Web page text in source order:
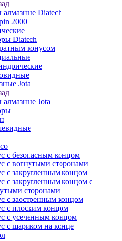
алмазные Diatech
2000
Diatech
конусом
Jota
алмазные Jota
с безопасным концом
с вогнутыми сторонами
с закругленным концом
с закругленным концом с
сторонами
с заостренным концом
с плоским концом
с усеченным концом
с шариком на конце